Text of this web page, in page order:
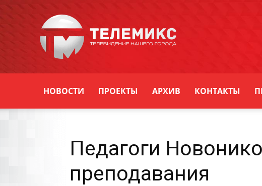
Уссурийска
НОВОСТИ ПРОЕКТЫ АРХИВ КОНТАКТЫ
Педагоги
преподавания